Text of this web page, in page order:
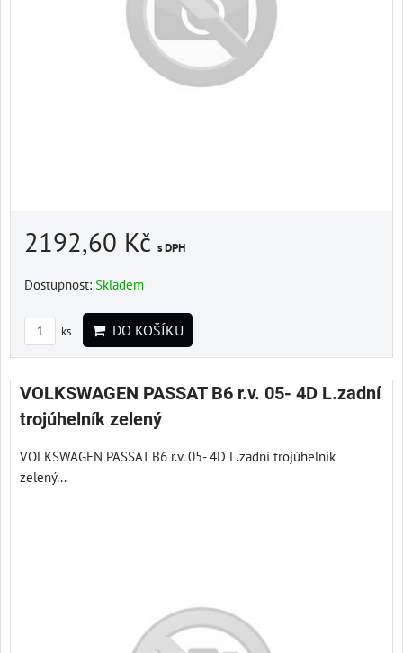
2192,60 Kč s DPH
Dostupnost: Skladem
ks DO KOŠÍKU
VOLKSWAGEN PASSAT B6 r.v. 05- 4D L.zadní
trojúhelník zelený
VOLKSWAGEN PASSAT B6 r.v. 05- 4D L.zadní trojúhelník
zelený...